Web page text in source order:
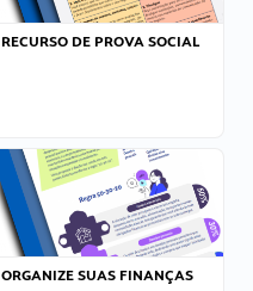
RECURSO DE PROVA SOCIAL
ORGANIZE SUAS FINANÇAS